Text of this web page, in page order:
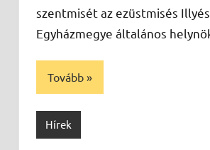
szentmisét az ezüstmisés
Egyházmegye általános
Tovább
Hírek